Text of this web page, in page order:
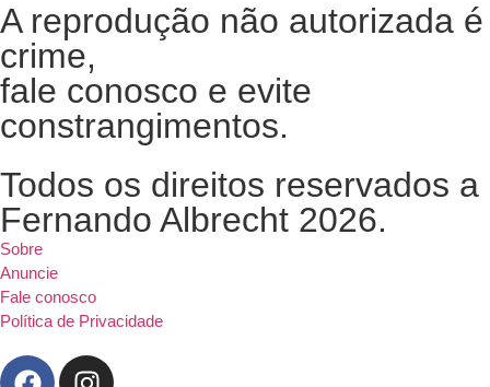
A reprodução não autorizada é
crime,
fale conosco e evite
constrangimentos.
Todos os direitos reservados a
Fernando Albrecht 2026.
Sobre
Anuncie
Fale conosco
Política de Privacidade